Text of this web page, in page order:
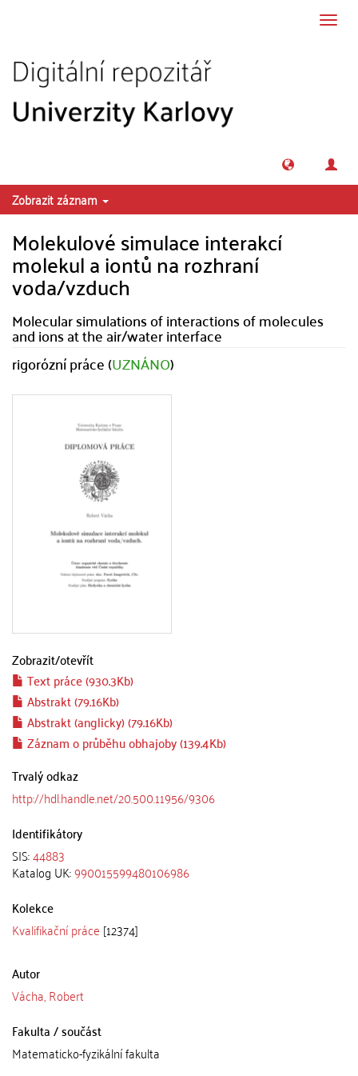
Zobrazit záznam
Molekulové simulace interakcí
molekul a iontů na rozhraní
voda/vzduch
Molecular simulations of interactions of molecules
and ions at the air/water interface
rigorózní práce (UZNÁNO)
Zobrazit/otevřít
Text práce (930.3Kb)
Abstrakt (79.16Kb)
Abstrakt (anglicky) (79.16Kb)
Záznam o průběhu obhajoby (139.4Kb)
Trvalý odkaz
http://hdl.handle.net/20.500.11956/9306
Identifikátory
SIS:44883
Katalog UK:990015599480106986
Kolekce
Kvalifikační práce [12374]
Autor
Vácha, Robert
Fakulta / součást
Matematicko-fyzikální fakulta